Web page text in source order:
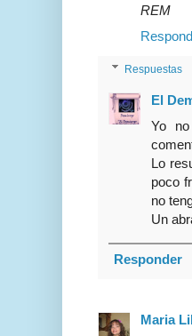
REM
Respuestas
El
Yo
Lo
poco
no
Un
Responder
Maria